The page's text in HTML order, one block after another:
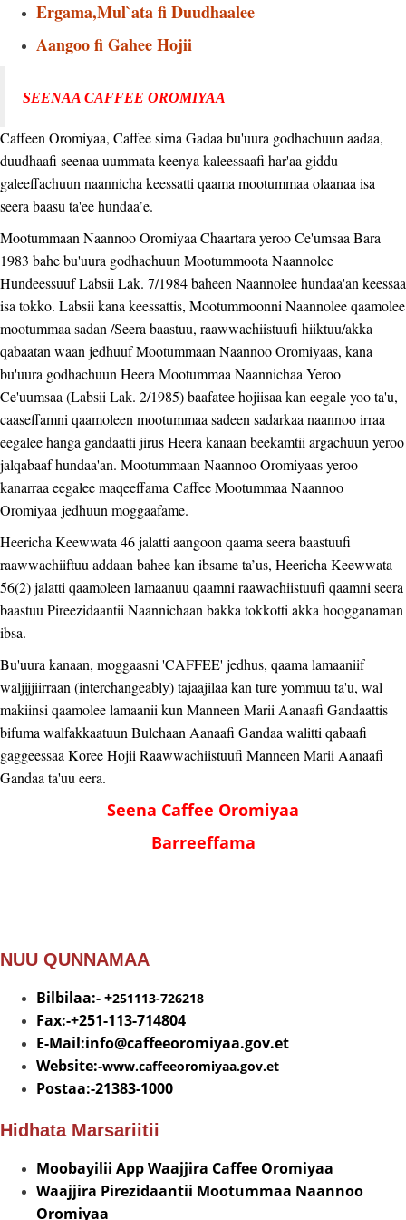
Ergama,Mul`ata fi Duudhaalee
Aangoo fi Gahee Hojii
SEENAA CAFFEE OROMIYAA
Caffeen Oromiyaa, Caffee sirna Gadaa bu'uura godhachuun aadaa,
duudhaafi seenaa uummata keenya kaleessaafi har'aa giddu
galeeffachuun naannicha keessatti qaama mootummaa olaanaa isa
seera baasu ta'ee hundaa’e.
Mootummaan Naannoo Oromiyaa Chaartara yeroo Ce'umsaa Bara
1983 bahe bu'uura godhachuun Mootummoota Naannolee
Hundeessuuf Labsii Lak. 7/1984 baheen Naannolee hundaa'an keessaa
isa tokko. Labsii kana keessattis, Mootummoonni Naannolee qaamolee
mootummaa sadan /Seera baastuu, raawwachiistuufi hiiktuu/akka
qabaatan waan jedhuuf Mootummaan Naannoo Oromiyaas, kana
bu'uura godhachuun Heera Mootummaa Naannichaa Yeroo
Ce'uumsaa (Labsii Lak. 2/1985) baafatee hojiisaa kan eegale yoo ta'u,
caaseffamni qaamoleen mootummaa sadeen sadarkaa naannoo irraa
eegalee hanga gandaatti jirus Heera kanaan beekamtii argachuun yeroo
jalqabaaf hundaa'an. Mootummaan Naannoo Oromiyaas yeroo
kanarraa eegalee maqeeffama Caffee Mootummaa Naannoo
Oromiyaa jedhuun moggaafame.
Heericha Keewwata 46 jalatti aangoon qaama seera baastuufi
raawwachiiftuu addaan bahee kan ibsame ta’us, Heericha Keewwata
56(2) jalatti qaamoleen lamaanuu qaamni raawachiistuufi qaamni seera
baastuu Pireezidaantii Naannichaan bakka tokkotti akka hoogganaman
ibsa.
Bu'uura kanaan, moggaasni 'CAFFEE' jedhus, qaama lamaaniif
waljijjiirraan (interchangeably) tajaajilaa kan ture yommuu ta'u, wal
makiinsi qaamolee lamaanii kun Manneen Marii Aanaafi Gandaattis
bifuma walfakkaatuun Bulchaan Aanaafi Gandaa walitti qabaafi
gaggeessaa Koree Hojii Raawwachiistuufi Manneen Marii Aanaafi
Gandaa ta'uu eera.
Seena Caffee Oromiyaa
Barreeffama
NUU QUNNAMAA
Bilbilaa:- +251113-726218
Fax:-+251-113-714804
E-Mail:info@caffeeoromiyaa.gov.et
Website:-www.caffeeoromiyaa.gov.et
Postaa:-21383-1000
Hidhata Marsariitii
Moobayilii App Waajjira Caffee Oromiyaa
Waajjira Pirezidaantii Mootummaa Naannoo
Oromiyaa